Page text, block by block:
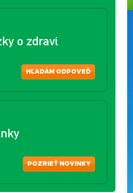
o zdraví
HĽADÁM ODPOVEĎ
POZRIEŤ NOVINKY